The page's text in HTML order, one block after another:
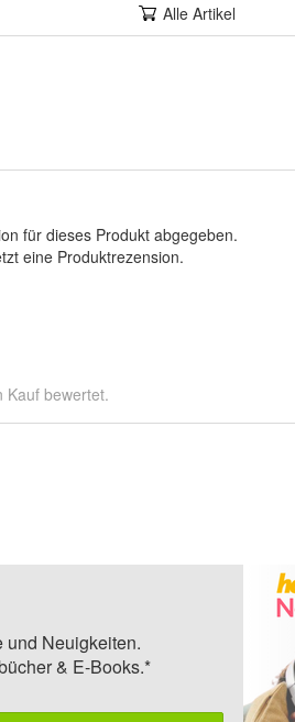
Alle Artikel
für dieses Produkt abgegeben.
eine Produktrezension.
Kauf bewertet.
und Neuigkeiten.
& E-Books.*